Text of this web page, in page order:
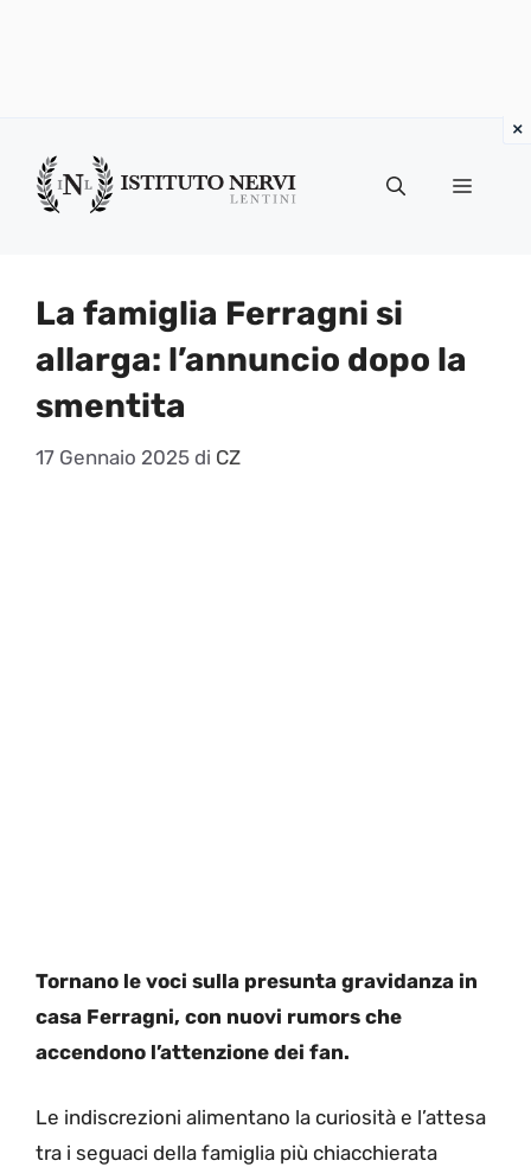
contenuto
Menu
La famiglia Ferragni si
allarga: l’annuncio dopo la
smentita
17 Gennaio 2025 di CZ
Tornano le voci sulla presunta gravidanza in
casa Ferragni, con nuovi rumors che
accendono l’attenzione dei fan.
Le indiscrezioni alimentano la curiosità e l’attesa
tra i seguaci della famiglia più chiacchierata